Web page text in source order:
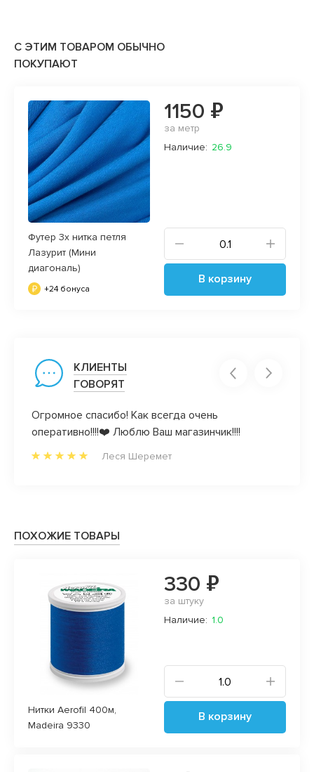
С ЭТИМ ТОВАРОМ ОБЫЧНО
ПОКУПАЮТ
Футер 3х нитка петля
Лазурит (Мини
диагональ)
+24 бонуса
1150 ₽
за метр
Наличие: 26.9
В корзину
КЛИЕНТЫ
ГОВОРЯТ
Огромное спасибо! Как всегда очень
оперативно!!!!❤️ Люблю Ваш магазинчик!!!!
Леся Шеремет
ПОХОЖИЕ ТОВАРЫ
Нитки Aerofil 400м,
Madeira 9330
330 ₽
за штуку
Наличие: 1.0
В корзину